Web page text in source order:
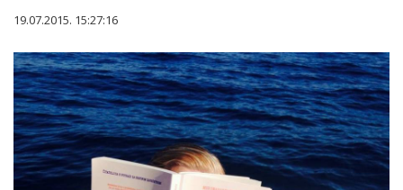
19.07.2015. 15:27:16